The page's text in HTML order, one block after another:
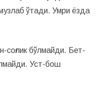
ўтади. Умри ёзда
бўлмайди. Бет-
Уст-бош